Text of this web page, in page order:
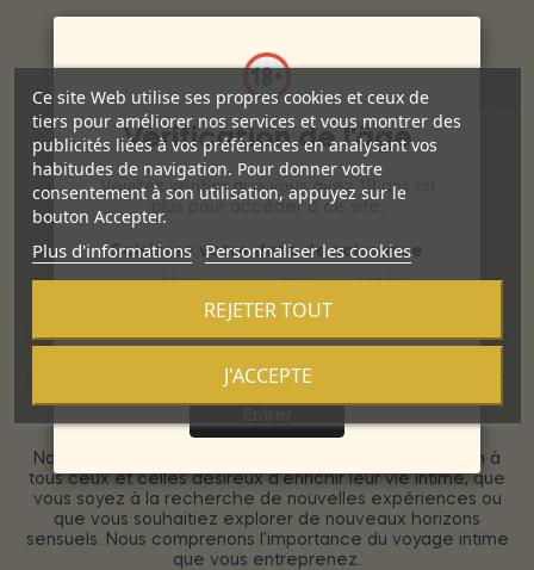
A propos de nous :
Bienvenue dans notre univers exclusif, un sanctuaire dédié
plaisir. Chez nous, chaque détail est pensé pour vous offrir
Notre boutique
est une invitation à
tous ceux et celles désireux d'enrichir leur vie intime, que
vous soyez à la recherche de nouvelles expériences ou
que vous souhaitiez explorer de nouveaux horizons
sensuels. Nous comprenons l'importance du voyage intime
que vous entreprenez.
Ce site Web utilise ses propres cookies et ceux de
tiers pour améliorer nos services et vous montrer des
publicités liées à vos préférences en analysant vos
habitudes de navigation. Pour donner votre
consentement à son utilisation, appuyez sur le
bouton Accepter.
Plus d'informations Personnaliser les cookies
REJETER TOUT
J'ACCEPTE
Vérification de l'âge
Veuillez vérifier que vous avez 18 ans ou
plus pour accéder à ce site.
Saisissez votre date de naissance
Mois
Jour Année
Sortie